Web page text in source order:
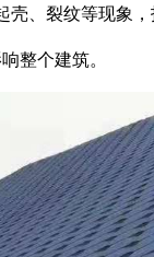
裂纹等现象，
整个建筑。